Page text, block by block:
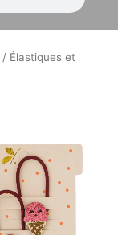
/ Élastiques et